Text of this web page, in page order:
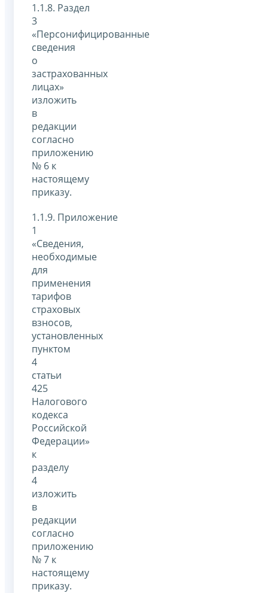
1.1.8. Раздел
3
«Персонифицированные
сведения
о
застрахованных
лицах»
изложить
в
редакции
согласно
приложению
№ 6 к
настоящему
приказу.
1.1.9. Приложение
1
«Сведения,
необходимые
для
применения
тарифов
страховых
взносов,
установленных
пунктом
4
статьи
425
Налогового
кодекса
Российской
Федерации»
к
разделу
4
изложить
в
редакции
согласно
приложению
№ 7 к
настоящему
приказу.